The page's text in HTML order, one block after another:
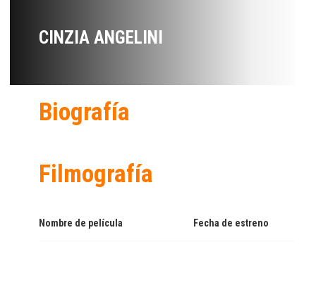
CINZIA ANGELINI
Biografía
Filmografía
Nombre de película Fecha de estreno